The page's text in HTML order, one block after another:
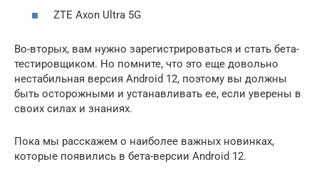
ZTE Axon Ultra 5G
Во-вторых, вам нужно зарегистрироваться и стать бета-
тестировщиком. Но помните, что это еще довольно
нестабильная версия Android 12, поэтому вы должны
быть осторожными и устанавливать ее, если уверены в
своих силах и знаниях.
Пока мы расскажем о наиболее важных новинках,
которые появились в бета-версии Android 12.